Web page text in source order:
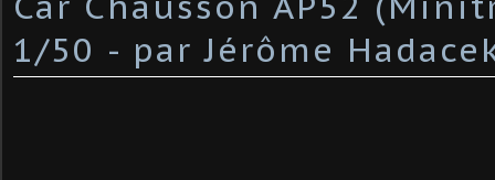
1/50 - par Jérôme